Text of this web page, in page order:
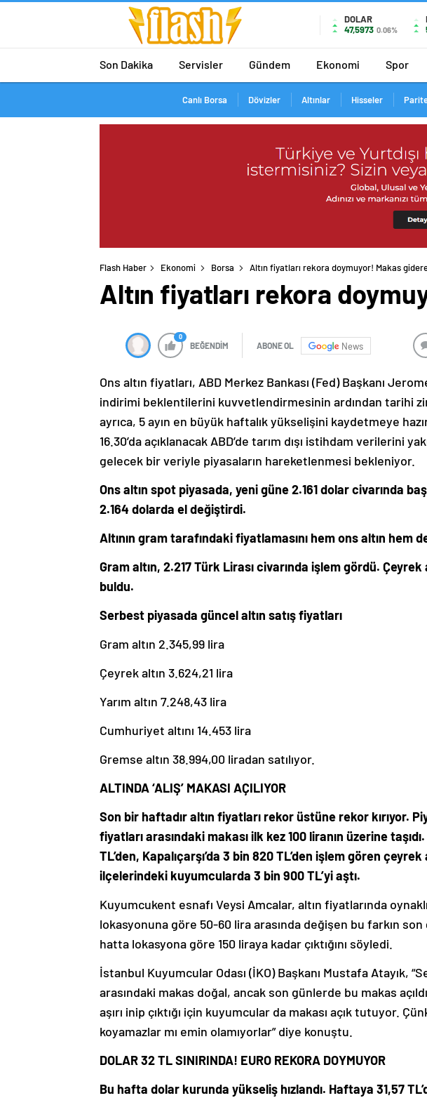
DOLAR
47,5973 0.06%
Son Dakika Servisler Gündem Ekonomi Spor
Canlı Borsa Dövizler Altınlar Hisseler
Flash Haber Ekonomi Borsa Altın fiyatları rekora doymuyor! Makas
Altın fiyatları rekora
0
BEĞENDİM ABONE OL News
Ons altın fiyatları, ABD Merkez Bankası (Fed) Başkanı
indirimi beklentilerini kuvvetlendirmesinin ardından tarihi
ayrıca, 5 ayın en büyük haftalık yükselişini kaydetmeye
16.30’da açıklanacak ABD’de tarım dışı istihdam verilerini
gelecek bir veriyle piyasaların hareketlenmesi bekleniyor.
Ons altın spot piyasada, yeni güne 2.161 dolar civarında
2.164 dolarda el değiştirdi.
Altının gram tarafındaki fiyatlamasını hem ons altın hem
Gram altın, 2.217 Türk Lirası civarında işlem gördü. Çeyrek
buldu.
Serbest piyasada güncel altın satış fiyatları
Gram altın 2.345,99 lira
Çeyrek altın 3.624,21 lira
Yarım altın 7.248,43 lira
Cumhuriyet altını 14.453 lira
Gremse altın 38.994,00 liradan satılıyor.
ALTINDA ‘ALIŞ’ MAKASI AÇILIYOR
Son bir haftadır altın fiyatları rekor üstüne rekor kırıyor.
fiyatları arasındaki makası ilk kez 100 liranın üzerine
TL’den, Kapalıçarşı’da 3 bin 820 TL’den işlem gören
ilçelerindeki kuyumcularda 3 bin 900 TL’yi aştı.
Kuyumcukent esnafı Veysi Amcalar, altın fiyatlarında
lokasyonuna göre 50-60 lira arasında değişen bu farkın son
hatta lokasyona göre 150 liraya kadar çıktığını söyledi.
İstanbul Kuyumcular Odası (İKO) Başkanı Mustafa Atayık,
arasındaki makas doğal, ancak son günlerde bu makas
aşırı inip çıktığı için kuyumcular da makası açık tutuyor.
koyamazlar mı emin olamıyorlar” diye konuştu.
DOLAR 32 TL SINIRINDA! EURO REKORA DOYMUYOR
Bu hafta dolar kurunda yükseliş hızlandı. Haftaya 31,57